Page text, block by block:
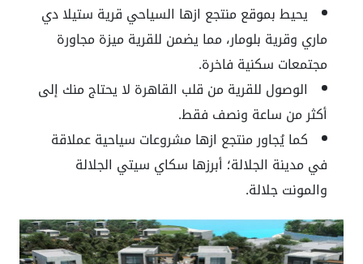
يحيط بموقع منتجع ازها السياحي قرية ستيلا دي
ماري وقرية بلومار، مما يضمن للقرية ميزة مجاورة
مجتمعات سكنية فاخرة.
الوصول للقرية من قلب القاهرة لا يحتاج منك إلى
أكثر من ساعة ونصف فقط.
كما يُجاور منتجع ازها مشروعات سياحية عملاقة
في مدينة الجلالة؛ أبرزها سكاي سيتي الجلالة
والمونت جلالة.